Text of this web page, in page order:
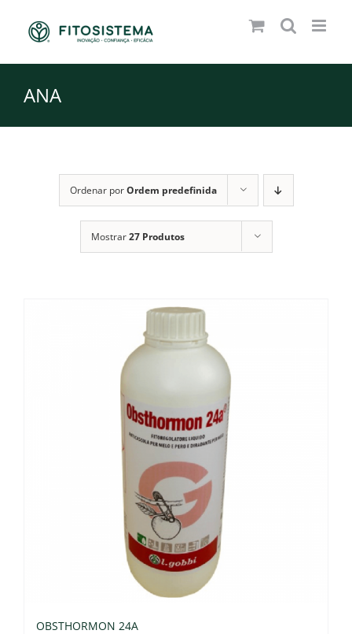
ANA
Ordenar porOrdem predefinida
Mostrar27 Produtos
OBSTHORMON 24A